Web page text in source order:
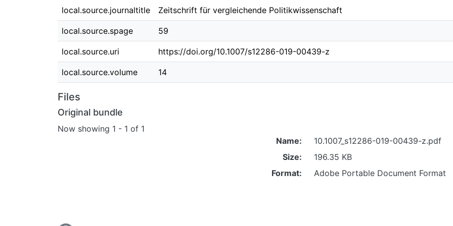
local.source.journaltitle Zeitschrift für vergleichende Politikwissenschaft
local.source.spage 59
local.source.uri https://doi.org/10.1007/s12286-019-00439-z
local.source.volume 14
Files
Original bundle
Now showing 1 - 1 of 1
Name:
10.1007_s12286-019-00439-z.pdf
Size:
196.35 KB
Format:
Adobe Portable Document Format